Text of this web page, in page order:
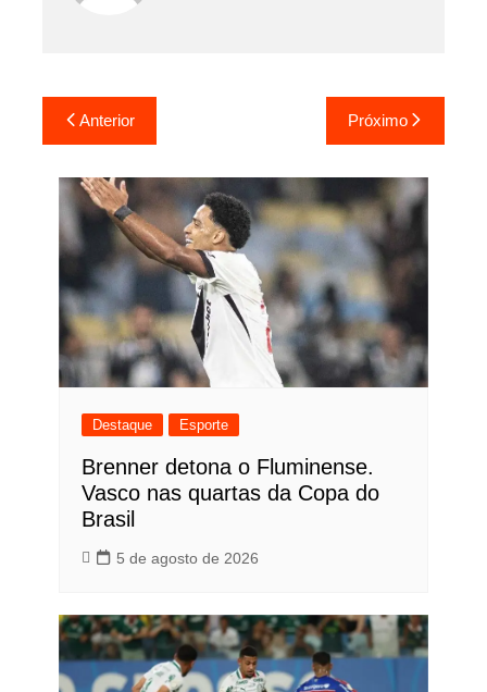
Navegação
de
Post
Anterior Próximo
Destaque Esporte
Brenner detona o Fluminense.
Vasco nas quartas da Copa do
Brasil
5 de agosto de 2026